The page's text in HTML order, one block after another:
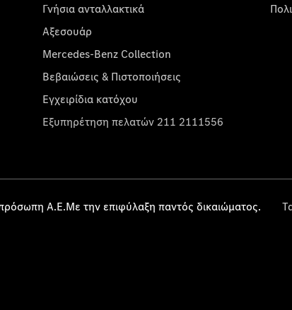
Γνήσια ανταλλακτικά
Αξεσουάρ
Mercedes-Benz Collection
Βεβαιώσεις & Πιστοποιήσεις
Εγχειρίδια κατόχου
Εξυπηρέτηση πελατών 211 2111556
Α.Ε.Με την επιφύλαξη παντός δικαιώματος.